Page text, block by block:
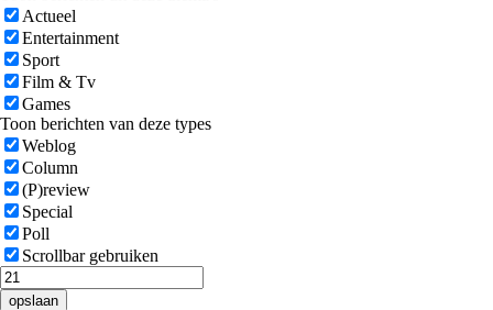
Actueel
Entertainment
Sport
Film & Tv
Games
Toon berichten van deze types
Weblog
Column
(P)review
Special
Poll
Scrollbar gebruiken
opslaan